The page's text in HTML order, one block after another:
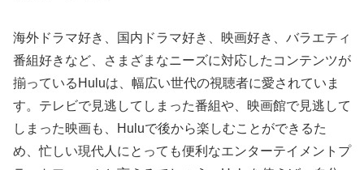
海外ドラマ好き、国内ドラマ好き、映画好き、バラエティ
番組好きなど、さまざまなニーズに対応したコンテンツが
揃っているHuluは、幅広い世代の視聴者に愛されていま
す。テレビで見逃してしまった番組や、映画館で見逃して
しまった映画も、Huluで後から楽しむことができるた
め、忙しい現代人にとっても便利なエンターテイメントプ